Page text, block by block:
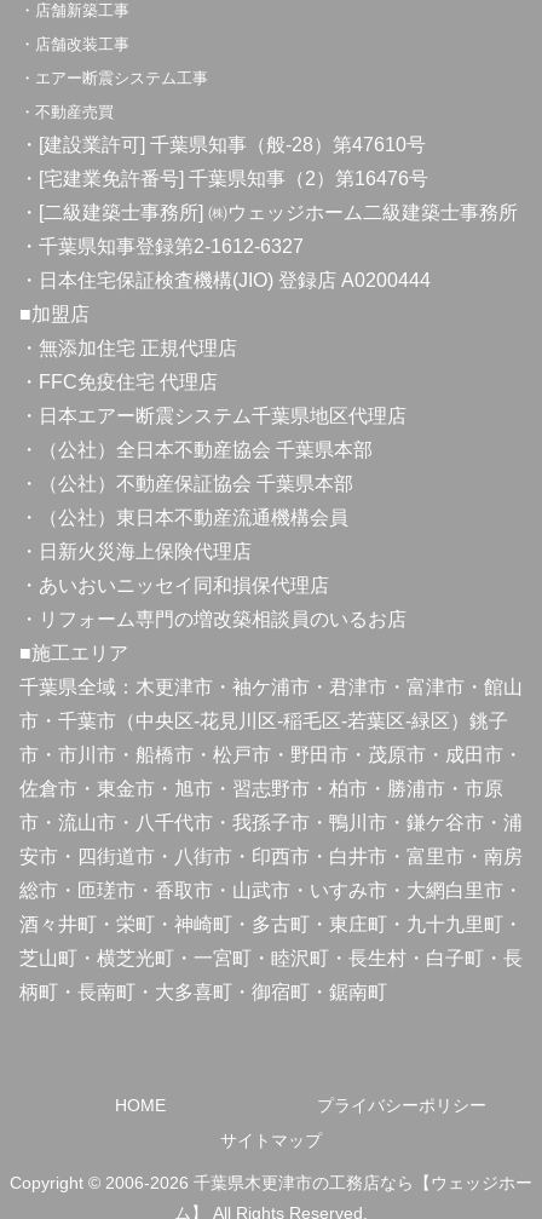
・店舗新築工事
・店舗改装工事
・エアー断震システム工事
・不動産売買
・[建設業許可] 千葉県知事（般-28）第47610号
・[宅建業免許番号] 千葉県知事（2）第16476号
・[二級建築士事務所] ㈱ウェッジホーム二級建築士事務所
・千葉県知事登録第2-1612-6327
・日本住宅保証検査機構(JIO) 登録店 A0200444
■加盟店
・無添加住宅 正規代理店
・FFC免疫住宅 代理店
・日本エアー断震システム千葉県地区代理店
・（公社）全日本不動産協会 千葉県本部
・（公社）不動産保証協会 千葉県本部
・（公社）東日本不動産流通機構会員
・日新火災海上保険代理店
・あいおいニッセイ同和損保代理店
・リフォーム専門の増改築相談員のいるお店
■施工エリア
千葉県全域：木更津市・袖ケ浦市・君津市・富津市・館山
市・千葉市（中央区-花見川区-稲毛区-若葉区-緑区）銚子
市・市川市・船橋市・松戸市・野田市・茂原市・成田市・
佐倉市・東金市・旭市・習志野市・柏市・勝浦市・市原
市・流山市・八千代市・我孫子市・鴨川市・鎌ケ谷市・浦
安市・四街道市・八街市・印西市・白井市・富里市・南房
総市・匝瑳市・香取市・山武市・いすみ市・大網白里市・
酒々井町・栄町・神崎町・多古町・東庄町・九十九里町・
芝山町・横芝光町・一宮町・睦沢町・長生村・白子町・長
柄町・長南町・大多喜町・御宿町・鋸南町
HOME
プライバシーポリシー
サイトマップ
Copyright © 2006-2026 千葉県木更津市の工務店なら【ウェッジホー
ム】 All Rights Reserved.